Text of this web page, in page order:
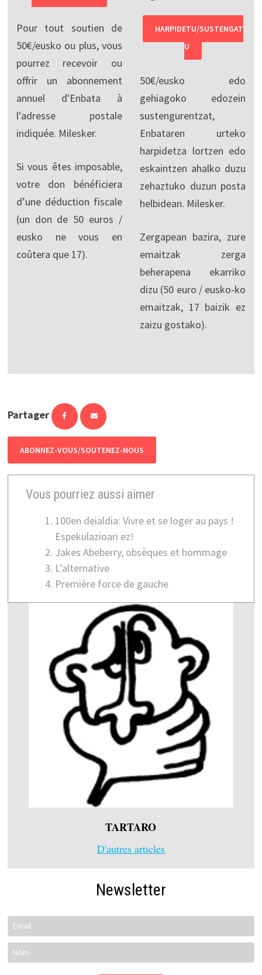
Pour tout soutien de
50€/eusko ou plus, vous
pourrez recevoir ou
offrir un abonnement
annuel d'Enbata à
l'adresse postale
indiquée. Milesker.
Si vous êtes imposable,
votre don bénéficiera
d’une déduction fiscale
(un don de 50 euros /
eusko ne vous en
coûtera que 17).
HARPIDETU/SUSTENGAT
U
50€/eusko edo
gehiagoko edozein
sustengurentzat,
Enbataren urteko
harpidetza lortzen edo
eskaintzen ahalko duzu
zehaztuko duzun posta
helbidean. Milesker.
Zergapean bazira, zure
emaitzak zerga
beherapena ekarriko
dizu (50 euro / eusko-ko
emaitzak, 17 baizik ez
zaizu gostako).
Partager
ABONNEZ-VOUS/SOUTENEZ-NOUS
Vous pourriez aussi aimer
100en deialdia: Vivre et se loger au pays !
Espekulazioari ez!
Jakes Abeberry, obsèques et hommage
L’alternative
Première force de gauche
TARTARO
D'autres articles
Newsletter